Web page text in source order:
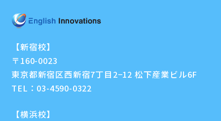
【新宿校】
〒160-0023
東京都新宿区西新宿7丁目2−12 松下産業ビル6F
TEL： 03-4590-0322
【横浜校】